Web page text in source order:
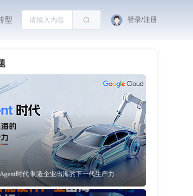
型 登录/注册
时代 制造企业出海的下一代生产力